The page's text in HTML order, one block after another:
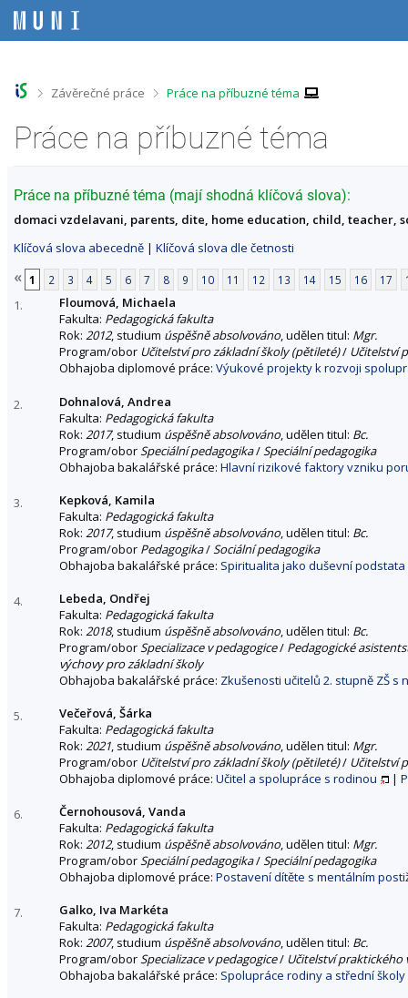
e
e
e
e
>Závěrečné práce >
Práce na příbuzné téma
Práce na příbuzné téma
Práce na příbuzné téma (mají shodná klíčová slova):
domaci vzdelavani, parents, dite, home education, child,
Klíčová slova abecedně | Klíčová slova dle četnosti
« 1 2 3 4 5 6 7 8 9 10 11 12 13 14 15 16 17
1.
Floumová, Michaela
Fakulta: Pedagogická fakulta
Rok: 2012, studium úspěšně absolvováno, udělen titul: Mgr.
Program/obor Učitelství pro základní školy (pětileté)/ Učitelství
Obhajoba diplomové práce: Výukové projekty k rozvoji
2.
Dohnalová, Andrea
Fakulta: Pedagogická fakulta
Rok: 2017, studium úspěšně absolvováno, udělen titul: Bc.
Program/oborSpeciální pedagogika/Speciální pedagogika
Obhajoba bakalářské práce: Hlavní rizikové faktory vzniku
3.
Kepková, Kamila
Fakulta: Pedagogická fakulta
Rok: 2017, studium úspěšně absolvováno, udělen titul: Bc.
Program/obor Pedagogika/Sociální pedagogika
Obhajoba bakalářské práce: Spiritualita jako duševní podstata
4.
Lebeda, Ondřej
Fakulta: Pedagogická fakulta
Rok: 2018, studium úspěšně absolvováno, udělen titul: Bc.
Program/oborSpecializace v pedagogice/ Pedagogické
výchovy pro základní školy
Obhajoba bakalářské práce: Zkušenosti učitelů 2. stupně ZŠ
5.
Večeřová, Šárka
Fakulta: Pedagogická fakulta
Rok: 2021, studium úspěšně absolvováno, udělen titul: Mgr.
Program/obor Učitelství pro základní školy (pětileté)/ Učitelství
Obhajoba diplomové práce: Učitel a spolupráce s rodinou |
6.
Černohousová, Vanda
Fakulta: Pedagogická fakulta
Rok: 2012, studium úspěšně absolvováno, udělen titul: Mgr.
Program/oborSpeciální pedagogika/Speciální pedagogika
Obhajoba diplomové práce: Postavení dítěte s mentálním
7.
Galko, Iva Markéta
Fakulta: Pedagogická fakulta
Rok: 2007, studium úspěšně absolvováno, udělen titul: Bc.
Program/oborSpecializace v pedagogice/ Učitelství praktického
Obhajoba bakalářské práce: Spolupráce rodiny a střední školy